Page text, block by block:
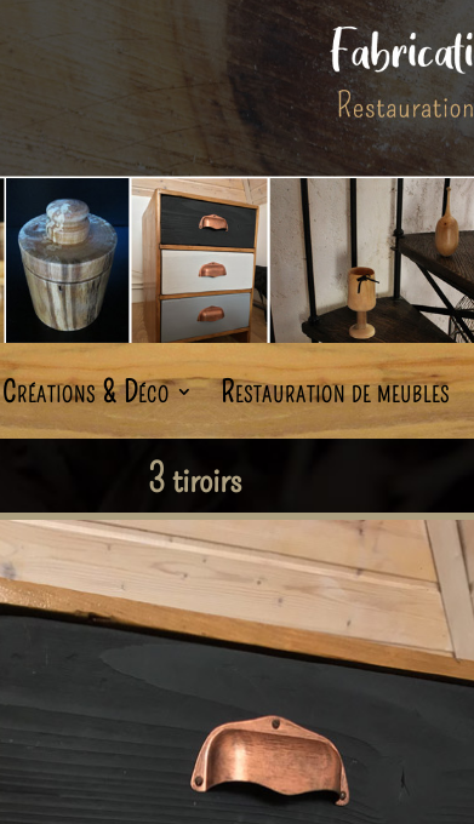
Créations & Déco Restauration de meubles
3 tiroirs